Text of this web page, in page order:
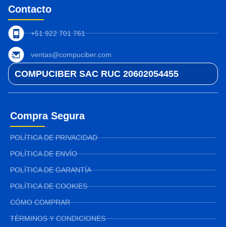
Contacto
+51 922 701 761
ventas@compuciber.com
COMPUCIBER SAC RUC 20602054455
Compra Segura
POLÍTICA DE PRIVACIDAD
POLÍTICA DE ENVÍO
POLÍTICA DE GARANTÍA
POLÍTICA DE COOKIES
CÓMO COMPRAR
TÉRMINOS Y CONDICIONES